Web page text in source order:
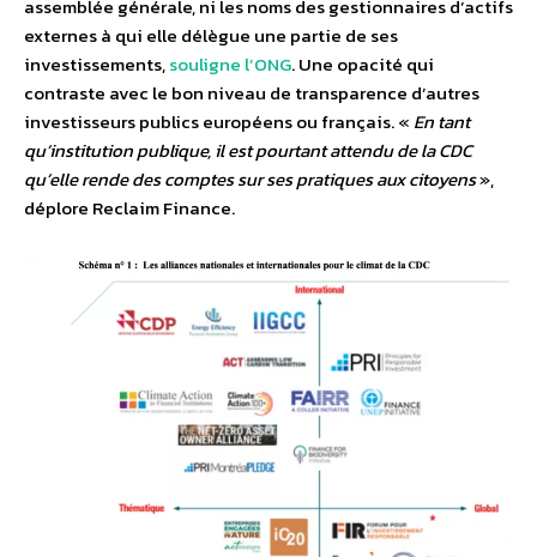
assemblée générale, ni les noms des gestionnaires d’actifs
externes à qui elle délègue une partie de ses
investissements,souligne l’ONG. Une opacité qui
contraste avec le bon niveau de transparence d’autres
investisseurs publics européens ou français. « En tant
qu’institution publique, il est pourtant attendu de la CDC
qu’elle rende des comptes sur ses pratiques aux citoyens»,
déplore Reclaim Finance.